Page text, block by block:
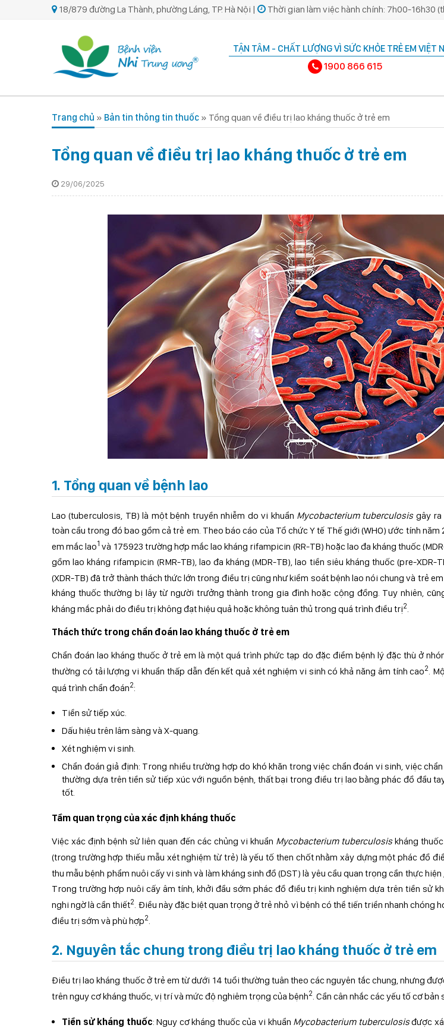
18/879 đường La Thành, phường Láng, TP. Hà Nội | Thời gian làm việc hành chính: 7h00-16h30
TẬN TÂM - CHẤT LƯỢNG VÌ SỨC KHỎE TRẺ EM VIỆT
1900 866 615
Trang chủ » Bản tin thông tin thuốc » Tổng quan về điều trị lao kháng thuốc ở trẻ em
Tổng quan về điều trị lao kháng thuốc ở trẻ em
29/06/2025
1. Tổng quan về bệnh lao
Lao (tuberculosis, TB) là một bệnh truyền nhiễm do vi khuẩn Mycobacterium tuberculosisgây ra
toàn cầu trong đó bao gồm cả trẻ em. Theo báo cáo của Tổ chức Y tế Thế giới (WHO) ước tính năm
em mắc lao1 và 175923 trường hợp mắc lao kháng rifampicin (RR-TB) hoặc lao đa kháng thuốc
gồm lao kháng rifampicin (RMR-TB), lao đa kháng (MDR-TB), lao tiền siêu kháng thuốc (pre-XDR-
(XDR-TB) đã trở thành thách thức lớn trong điều trị cũng như kiểm soát bệnh lao nói chung và trẻ
kháng thuốc thường bị lây từ người trưởng thành trong gia đình hoặc cộng đồng. Tuy nhiên,
kháng mắc phải do điều trị không đạt hiệu quả hoặc không tuân thủ trong quá trình điều trị2.
Thách thức trong chẩn đoán lao kháng thuốc ở trẻ em
Chẩn đoán lao kháng thuốc ở trẻ em là một quá trình phức tạp do đặc điểm bệnh lý đặc thù ở
thường có tải lượng vi khuẩn thấp dẫn đến kết quả xét nghiệm vi sinh có khả năng âm tính cao2.
quá trình chẩn đoán2:
Tiền sử tiếp xúc.
Dấu hiệu trên lâm sàng và X-quang.
Xét nghiệm vi sinh.
Chẩn đoán giả định: Trong nhiều trường hợp do khó khăn trong việc chẩn đoán vi sinh, việc
thường dựa trên tiền sử tiếp xúc với nguồn bệnh, thất bại trong điều trị lao bằng phác đồ đầu
tốt.
Tầm quan trọng của xác định kháng thuốc
Việc xác định bệnh sử liên quan đến các chủng vi khuẩn Mycobacterium tuberculosiskháng
(trong trường hợp thiếu mẫu xét nghiệm từ trẻ) là yếu tố then chốt nhằm xây dựng một phác đồ
thu mẫu bệnh phẩm nuôi cấy vi sinh và làm kháng sinh đồ (DST) là yêu cầu quan trọng cần thực
Trong trường hợp nuôi cấy âm tính, khởi đầu sớm phác đồ điều trị kinh nghiệm dựa trên tiền sử
nghi ngờ là cần thiết2. Điều này đặc biệt quan trọng ở trẻ nhỏ vì bệnh có thể tiến triển nhanh chóng
điều trị sớm và phù hợp2.
2. Nguyên tắc chung trong điều trị lao kháng thuốc ở trẻ em
Điều trị lao kháng thuốc ở trẻ em từ dưới 14 tuổi thường tuân theo các nguyên tắc chung, nhưng
trên nguy cơ kháng thuốc, vị trí và mức độ nghiêm trọng của bệnh2. Cần cân nhắc các yếu tố cơ bản
Tiền sử kháng thuốc: Nguy cơ kháng thuốc của vi khuẩn Mycobacterium tuberculosisđược